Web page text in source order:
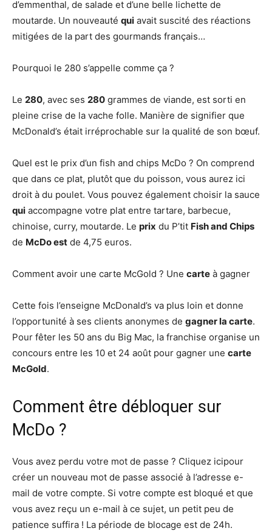
d’emmenthal, de salade et d’une belle lichette de
moutarde. Un nouveauté qui avait suscité des réactions
mitigées de la part des gourmands français…
Pourquoi le 280 s’appelle comme ça ?
Le 280, avec ses 280 grammes de viande, est sorti en
pleine crise de la vache folle. Manière de signifier que
McDonald’s était irréprochable sur la qualité de son bœuf.
Quel est le prix d’un fish and chips McDo ? On comprend
que dans ce plat, plutôt que du poisson, vous aurez ici
droit à du poulet. Vous pouvez également choisir la sauce
qui accompagne votre plat entre tartare, barbecue,
chinoise, curry, moutarde. Le prix du P’tit Fish and Chips
de McDo est de 4,75 euros.
Comment avoir une carte McGold ? Une carte à gagner
Cette fois l’enseigne McDonald’s va plus loin et donne
l’opportunité à ses clients anonymes de gagner la carte.
Pour fêter les 50 ans du Big Mac, la franchise organise un
concours entre les 10 et 24 août pour gagner une carte
McGold.
Comment être débloquer sur
McDo ?
Vous avez perdu votre mot de passe ? Cliquez icipour
créer un nouveau mot de passe associé à l’adresse e-
mail de votre compte. Si votre compte est bloqué et que
vous avez reçu un e-mail à ce sujet, un petit peu de
patience suffira ! La période de blocage est de 24h.